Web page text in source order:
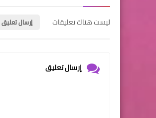
ليست هناك تعليقات إرسال تعليق
إرسال تعليق